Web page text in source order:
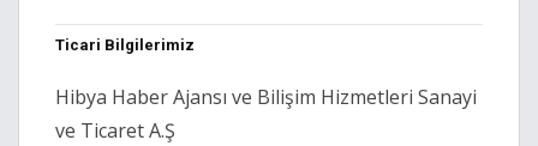
Ticari Bilgilerimiz
Hibya Haber Ajansı ve Bilişim Hizmetleri Sanayi
ve Ticaret A.Ş